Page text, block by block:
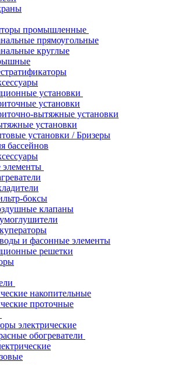
промышленные
прямоугольные
круглые
установки
установки
вытяжные установки
установки
установки / Бризеры
бассейнов
элементы
боксы
клапаны
и фасонные элементы
решетки
накопительные
проточные
электрические
обогреватели